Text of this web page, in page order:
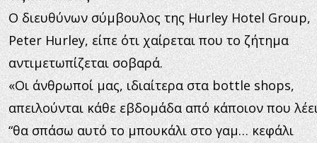
Ο διευθύνων σύμβουλος της Hurley Hotel Group,
Peter Hurley, είπε ότι χαίρεται που το ζήτημα
αντιμετωπίζεται σοβαρά.
«Οι άνθρωποί μας, ιδιαίτερα στα bottle shops,
απειλούνται κάθε εβδομάδα από κάποιον που
“θα σπάσω αυτό το μπουκάλι στο γαμ… κεφάλι